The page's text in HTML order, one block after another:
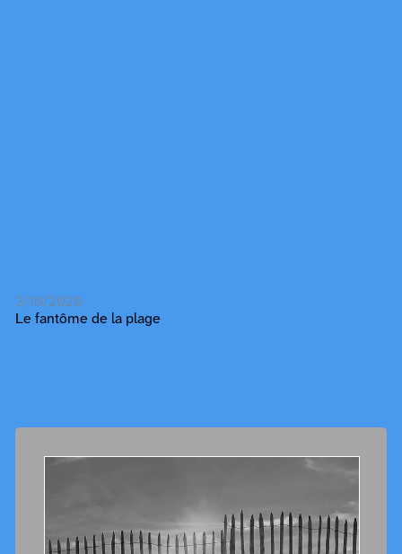
3/10/2020
Le fantôme de la plage